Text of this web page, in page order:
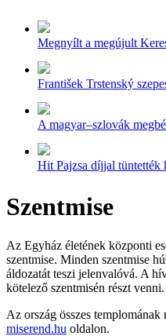
Megnyílt a megújult
František Trstenský
A magyar–szlovák
Hit Pajzsa díjjal tüntették
Szentmise
Az Egyház életének központi
szentmise. Minden szentmise
áldozatát teszi jelenvalóvá. A
kötelező szentmisén részt venni.
Az ország összes
miserend.hu oldalon.